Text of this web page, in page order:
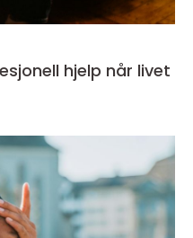
hjelp når livet